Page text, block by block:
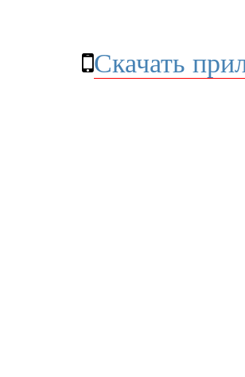
Скачать